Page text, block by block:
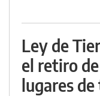
Ley de
el retiro
lugares